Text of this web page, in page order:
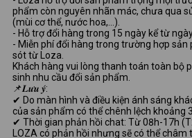
phẩm còn nguyên nhãn mác, chưa qua
(mùi cơ thể, nước hoa,...).
- Hỗ trợ đổi hàng trong 15 ngày kể từ
- Miễn phí đổi hàng trong trường hợp sản
sót từ Loza.
Khách hàng vui lòng thanh toán toàn bộ
sinh nhu cầu đổi sản phẩm.
📌𝑳𝒖̛𝒖 𝒚́:
✔ Do màn hình và điều kiện ánh sáng
của sản phẩm có thể chênh lệch khoảng
✔ Thời gian phản hồi chat: Từ 08h-17h
LOZA có phản hồi nhưng sẽ có thể